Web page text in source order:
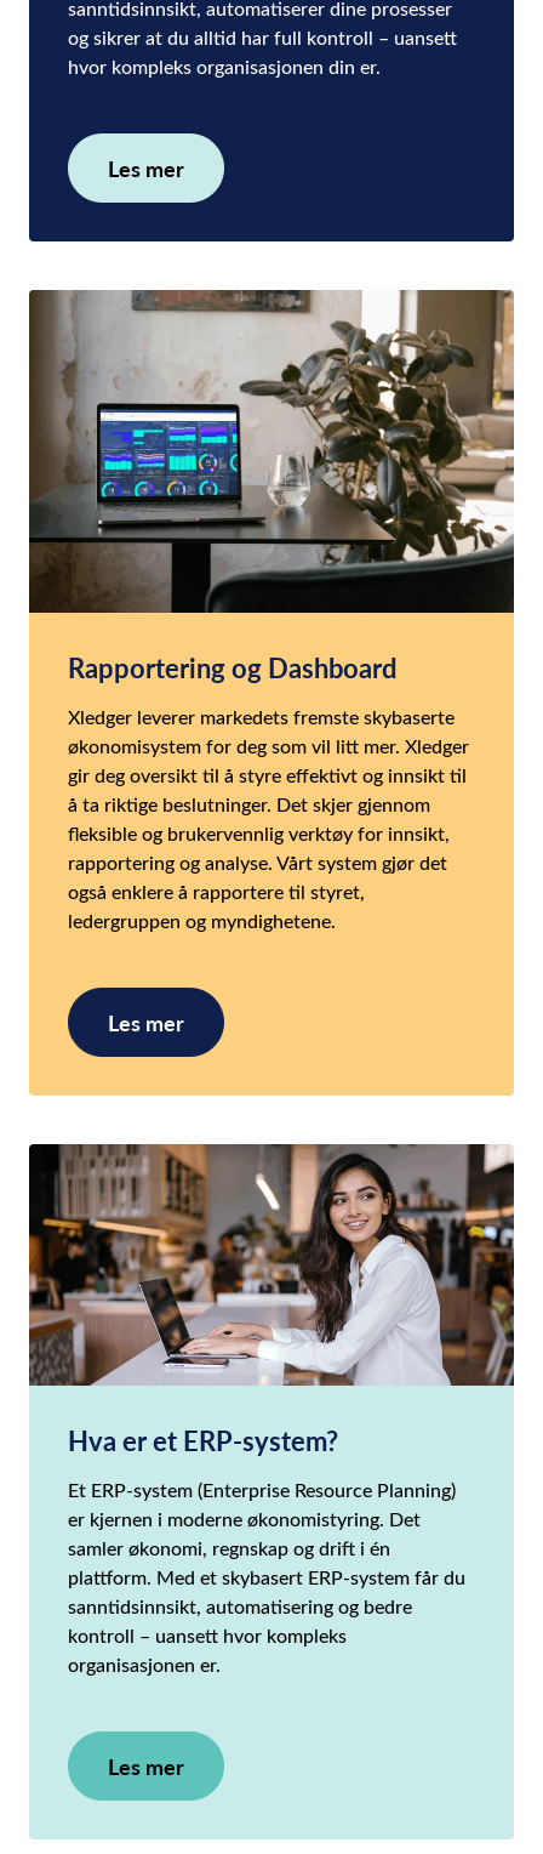
sanntidsinnsikt, automatiserer dine prosesser
og sikrer at du alltid har full kontroll – uansett
hvor kompleks organisasjonen din er.
Les mer
Rapportering og Dashboard
Xledger leverer markedets fremste skybaserte
økonomisystem for deg som vil litt mer. Xledger
gir deg oversikt til å styre effektivt og innsikt til
å ta riktige beslutninger. Det skjer gjennom
fleksible og brukervennlig verktøy for innsikt,
rapportering og analyse. Vårt system gjør det
også enklere å rapportere til styret,
ledergruppen og myndighetene.
Les mer
Hva er et ERP-system?
Et ERP-system (Enterprise Resource Planning)
er kjernen i moderne økonomistyring. Det
samler økonomi, regnskap og drift i én
plattform. Med et skybasert ERP-system får du
sanntidsinnsikt, automatisering og bedre
kontroll – uansett hvor kompleks
organisasjonen er.
Les mer